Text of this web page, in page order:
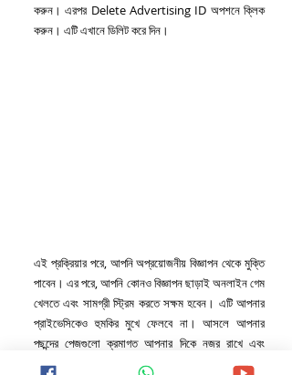
করুন। এরপর Delete Advertising ID অপশনে ক্লিক
করুন। এটি এখানে ডিলিট করে দিন।
এই প্রক্রিয়ার পরে, আপনি অপ্রয়োজনীয় বিজ্ঞাপন থেকে মুক্তি
পাবেন। এর পরে, আপনি কোনও বিজ্ঞাপন ছাড়াই অনলাইন গেম
খেলতে এবং সামগ্রী স্ট্রিম করতে সক্ষম হবেন। এটি আপনার
প্রাইভেসিকেও হুমকির মুখে ফেলবে না। আসলে আপনার
পছন্দের পেজগুলো ক্রমাগত আপনার দিকে নজর রাখে এবং
নোটিফিকেশন পাঠাতে থাকে।